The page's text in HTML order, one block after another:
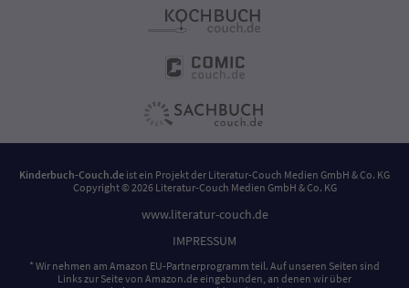
Kinderbuch-Couch.de ist ein Projekt der Literatur-Couch Medien GmbH & Co. KG
Copyright © 2026 Literatur-Couch Medien GmbH & Co. KG
www.literatur-couch.de
IMPRESSUM
* Wir nehmen am Amazon EU-Partnerprogramm teil. Auf unseren Seiten sind
Links zur Seite von Amazon.de eingebunden, an denen wir über